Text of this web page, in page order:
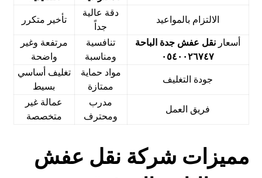
الالتزام بالمواعيد
دقة عالية
جداً
تأخير متكرر
أسعار نقل عفش جدة الباحة
٠٥٤٠٠٢٦٧٤٧
تنافسية
ومناسبة
مرتفعة وغير
واضحة
جودة التغليف
مواد حماية
ممتازة
تغليف أساسي
بسيط
فريق العمل
مدرب
ومحترف
عمالة غير
متخصصة
مميزات شركة نقل عفش